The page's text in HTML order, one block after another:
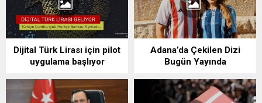
Dijital Türk Lirası için pilot
uygulama başlıyor
Adana’da Çekilen Dizi
Bugün Yayında